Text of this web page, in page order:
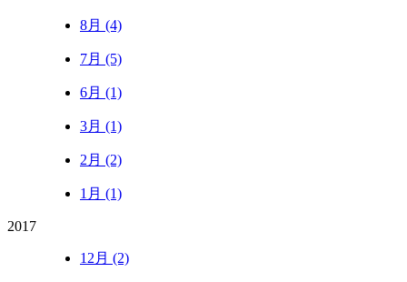
8月 (4)
7月 (5)
6月 (1)
3月 (1)
2月 (2)
1月 (1)
2017
12月 (2)